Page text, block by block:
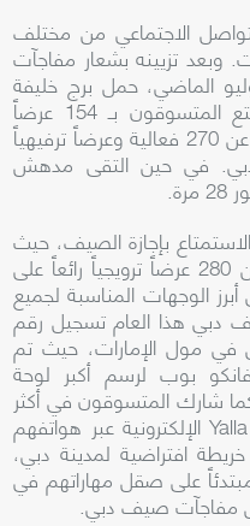
التواصل الاجتماعي من مختلف
وبعد تزيينه بشعار مفاجآت
عند انطلاقها في 9 يوليو الماضي، حمل برج خليفة
الشعار ذاته أربع مرات، كما استمتع المتسوقون بـ 154 عرضاً
للألعاب النارية وعروضاً حية، فضلاً عن 270 فعالية وعرضاً ترفيهياً
في حين التقى مدهش
بإجازة الصيف، حيث
قدمت مفاجآت صيف دبي أكثر من 280 عرضاً ترويجياً رائعاً على
الوجهات المناسبة لجميع
دبي هذا العام تسجيل رقم
مول الإمارات، حيث تم
لعبة من فانكو بوب لرسم أكبر لوحة
المتسوقون في أكثر
الإلكترونية عبر هواتفهم
افتراضية لمدينة دبي،
من 550 طاهياً مبتدئاً على صقل مهاراتهم في
مفاجآت صيف دبي.